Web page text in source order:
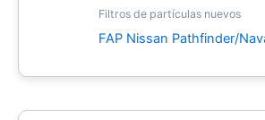
Filtros de partículas nuevos
FAP Nissan Pathfinder/